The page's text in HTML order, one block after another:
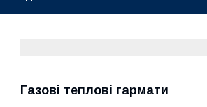
Газові теплові гармати